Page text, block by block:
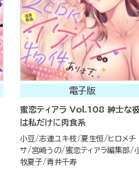
電子版
蜜恋ティアラ Vol.108 紳士な彼
は私だけに肉食系
小豆 志連ユキ枝 夏生恒
ヒロメチ
サ
宮崎うの 蜜恋ティアラ編集部
牧夏子 青井千寿